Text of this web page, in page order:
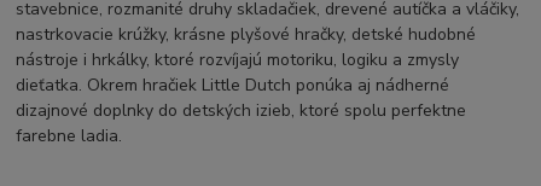
stavebnice, rozmanité druhy skladačiek, drevené autíčka a vláčiky,
nastrkovacie krúžky, krásne plyšové hračky, detské hudobné
nástroje i hrkálky, ktoré rozvíjajú motoriku, logiku a zmysly
dieťatka. Okrem hračiek Little Dutch ponúka aj nádherné
dizajnové doplnky do detských izieb, ktoré spolu perfektne
farebne ladia.